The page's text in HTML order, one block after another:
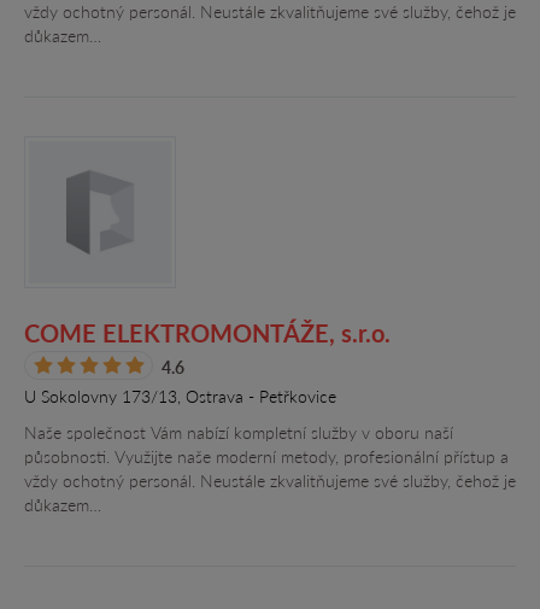
vždy ochotný personál. Neustále zkvalitňujeme své služby, čehož je
důkazem…
COME ELEKTROMONTÁŽE, s.r.o.
4.6
U Sokolovny 173/13, Ostrava - Petřkovice
Naše společnost Vám nabízí kompletní služby v oboru naší
působnosti. Využijte naše moderní metody, profesionální přístup a
vždy ochotný personál. Neustále zkvalitňujeme své služby, čehož je
důkazem…